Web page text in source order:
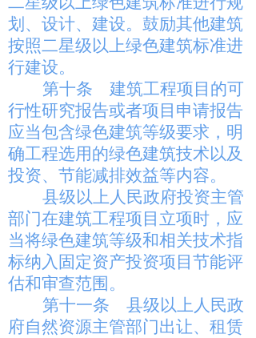
划、设计、建设。鼓励其他建筑
按照二星级以上绿色建筑标准进
行建设。
第十条
建筑工程项目的可
行性研究报告或者项目申请报告
应当包含绿色建筑等级要求，明
确工程选用的绿色建筑技术以及
投资、节能减排效益等内容。
县级以上人民政府投资主管
部门在建筑工程项目立项时，应
当将绿色建筑等级和相关技术指
标纳入固定资产投资项目节能评
估和审查范围。
第十一条
县级以上人民政
府自然资源主管部门出让、租赁